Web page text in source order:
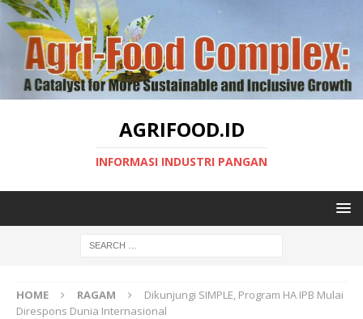
AGRIFOOD.ID
INFORMASI INDUSTRI PANGAN
HOME RAGAM
Dikunjungi SIMPLE, Program HA IPB Mulai
Direspons Dunia Internasional